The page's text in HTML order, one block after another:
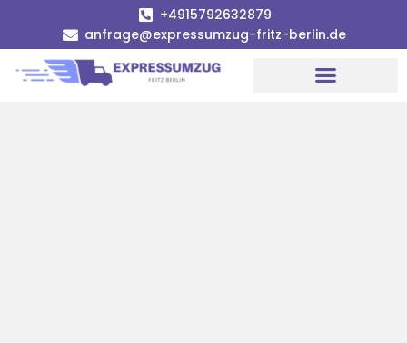
+4915792632879
anfrage@expressumzug-fritz-berlin.de